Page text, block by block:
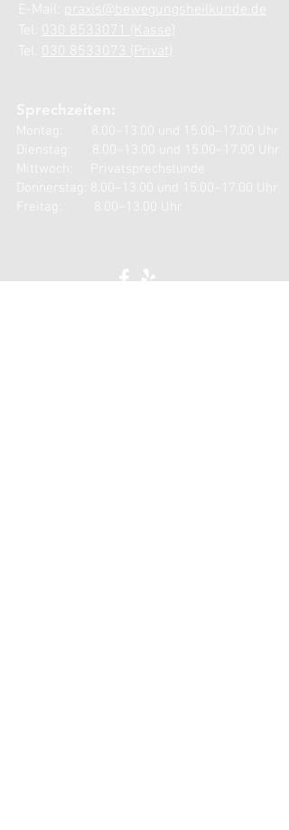
E-Mail:
praxis@bewegungsheilkunde.de
030 8533071 (Kasse)
030 8533073 (Privat)
Montag: 8.00–13.00 und 15.00–17.00 Uhr
Mittwoch: Privatsprechstunde